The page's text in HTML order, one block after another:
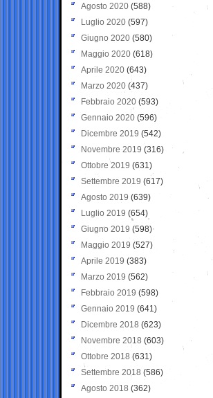
Agosto 2020 (588)
Luglio 2020 (597)
Giugno 2020 (580)
Maggio 2020 (618)
Aprile 2020 (643)
Marzo 2020 (437)
Febbraio 2020 (593)
Gennaio 2020 (596)
Dicembre 2019 (542)
Novembre 2019 (316)
Ottobre 2019 (631)
Settembre 2019 (617)
Agosto 2019 (639)
Luglio 2019 (654)
Giugno 2019 (598)
Maggio 2019 (527)
Aprile 2019 (383)
Marzo 2019 (562)
Febbraio 2019 (598)
Gennaio 2019 (641)
Dicembre 2018 (623)
Novembre 2018 (603)
Ottobre 2018 (631)
Settembre 2018 (586)
Agosto 2018 (362)